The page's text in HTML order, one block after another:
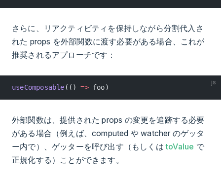
さらに、リアクティビティを保持しながら分割代入さ
れた props を外部関数に渡す必要がある場合、これが
推奨されるアプローチです：
js
useComposable (() => foo)
外部関数は、提供された props の変更を追跡する必要
がある場合（例えば、computed や watcher のゲッタ
ー内で）、ゲッターを呼び出す（もしくはtoValue で
正規化する）ことができます。